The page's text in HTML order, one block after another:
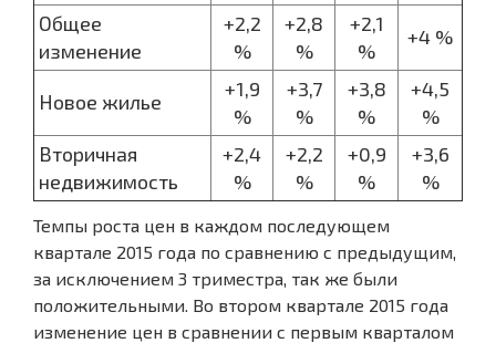
Общее
изменение
+2,2
%
+2,8
%
+2,1
%
+4 %
Новое жилье
+1,9
%
+3,7
%
+3,8
%
+4,5
%
Вторичная
недвижимость
+2,4
%
+2,2
%
+0,9
%
+3,6
%
Темпы роста цен в каждом последующем
квартале 2015 года по сравнению с предыдущим,
за исключением 3 триместра, так же были
положительными. Во втором квартале 2015 года
изменение цен в сравнении с первым кварталом